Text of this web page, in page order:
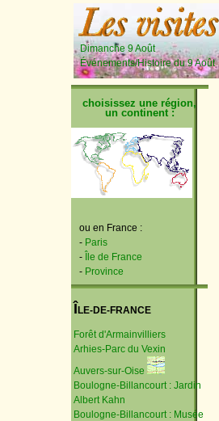
Dimanche 9 Août
Événements/Histoire du 9 Août
choisissez une région,
un continent :
ou en France :
- Paris
-
Île de France
- Province
Î LE-DE-FRANCE
Forêt d'Armainvilliers
Arhies-Parc du Vexin
Auvers-sur-Oise
Boulogne-Billancourt : Jardin
Albert Kahn
Boulogne-Billancourt : Musée